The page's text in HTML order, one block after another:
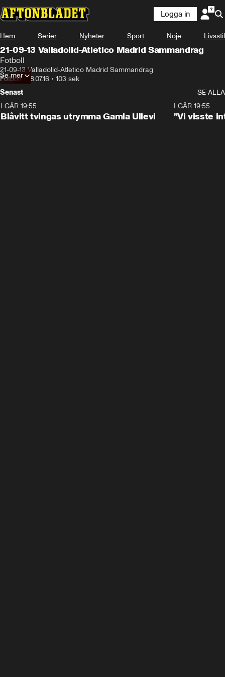
Logga in
Hem Serier Nyheter Sport Nöje Livsstil
21-09-13 Valladolid-Atletico Madrid Sammandrag
Fotboll
21-09-13 Valladolid-Atletico Madrid Sammandrag
Fotboll•18.07.16 • 103 sek
Se mer
Senast
SE ALLA
I GÅR 19:55
Blåvitt tvingas utrymma Gamla Ullevi
I GÅR 19:55
”Vi visste